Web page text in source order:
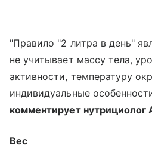
"Правило "2 литра в день"
не учитывает массу тела,
активности, температуру
индивидуальные
комментирует нутрициолог
Вес